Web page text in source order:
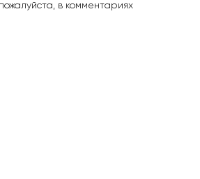
в комментариях